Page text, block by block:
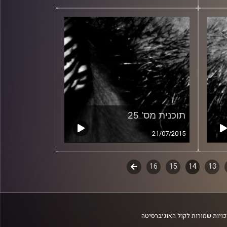
תוכנית מס' 25
21/07/2015
13
14
15
16
לשלב
שמורות לקול האוניברסיטה